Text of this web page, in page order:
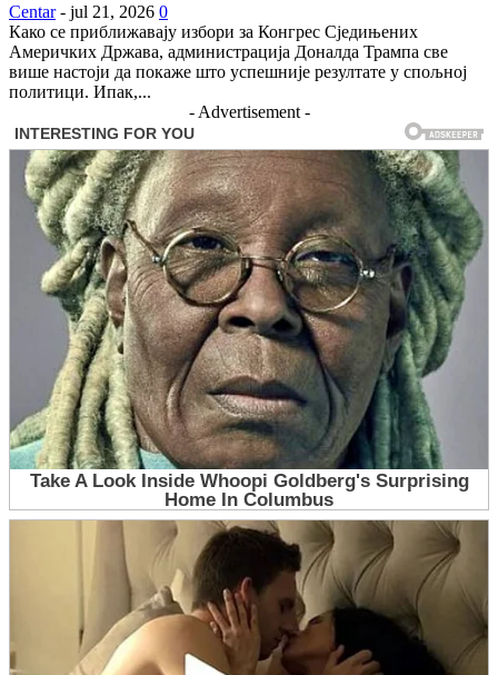
Centar - jul 21, 2026 0
Како се приближавају избори за Конгрес Сједињених
Америчких Држава, администрација Доналда Трампа све
више настоји да покаже што успешније резултате у спољној
политици. Ипак,...
- Advertisement -